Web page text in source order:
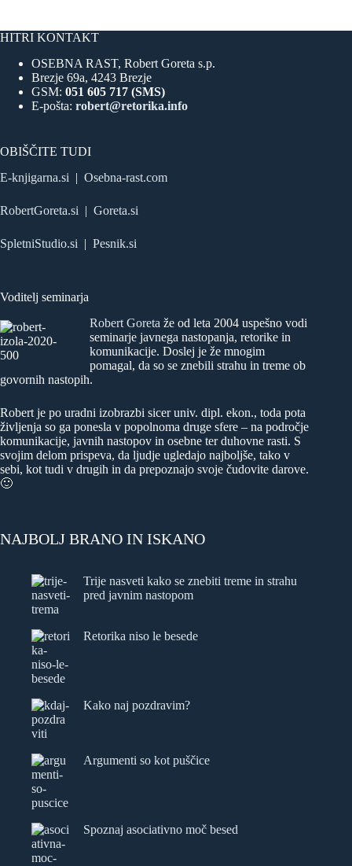
HITRI KONTAKT
OSEBNA RAST, Robert Goreta s.p.
Brezje 69a, 4243 Brezje
GSM: 051 605 717 (SMS)
E-pošta: robert@retorika.info
OBIŠČITE TUDI
E-knjigarna.si | Osebna-rast.com
RobertGoreta.si | Goreta.si
SpletniStudio.si | Pesnik.si
Voditelj seminarja
Robert Goreta že od leta 2004 uspešno vodi
seminarje javnega nastopanja, retorike in
komunikacije. Doslej je že mnogim
pomagal, da so se znebili strahu in treme ob
govornih nastopih.
Robert je po uradni izobrazbi sicer univ. dipl. ekon., toda pota
življenja so ga ponesla v popolnoma druge sfere – na področje
komunikacije, javnih nastopov in osebne ter duhovne rasti. S
svojim delom prispeva, da ljudje ugledajo najboljše, tako v
sebi, kot tudi v drugih in da prepoznajo svoje čudovite darove.
🙂
NAJBOLJ BRANO IN ISKANO
Trije nasveti kako se znebiti treme in strahu
pred javnim nastopom
Retorika niso le besede
Kako naj pozdravim?
Argumenti so kot puščice
Spoznaj asociativno moč besed